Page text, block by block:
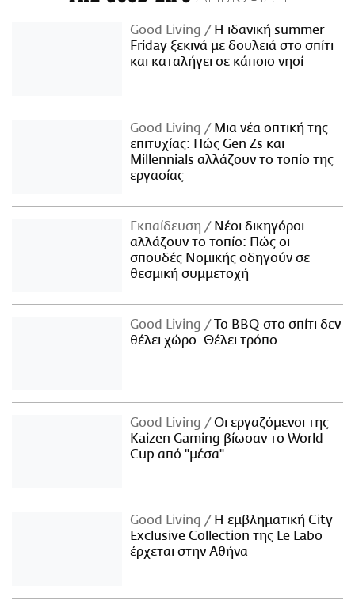
Good Living
Η ιδανική summer
Friday ξεκινά με δουλειά στο σπίτι
και καταλήγει σε κάποιο νησί
Good Living
Μια νέα οπτική της
επιτυχίας: Πώς Gen Zs και
Millennials αλλάζουν το τοπίο της
εργασίας
Εκπαίδευση
Νέοι δικηγόροι
αλλάζουν το τοπίο: Πώς οι
σπουδές Νομικής οδηγούν σε
θεσμική συμμετοχή
Good Living
Το BBQ στο σπίτι δεν
θέλει χώρο. Θέλει τρόπο.
Good Living
Οι εργαζόμενοι της
Kaizen Gaming βίωσαν το World
Cup από "μέσα"
Good Living
Η εμβληματική City
Exclusive Collection της Le Labo
έρχεται στην Αθήνα